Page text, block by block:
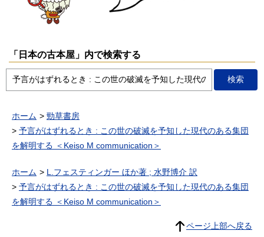
「日本の古本屋」内で検索する
ホーム
勁草書房
予言がはずれるとき : この世の破滅を予知した現代のある集団
を解明する ＜Keiso M communication＞
ホーム
L.フェスティンガー ほか著 ; 水野博介 訳
予言がはずれるとき : この世の破滅を予知した現代のある集団
を解明する ＜Keiso M communication＞
ページ上部へ戻る